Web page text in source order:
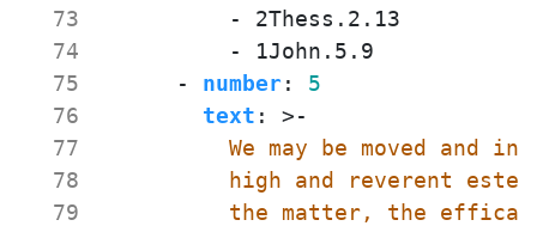
  73
  74
  75
  76
  77
  78
  79
- 2Thess.2.13
- 1John.5.9
- number:
5
text : >-